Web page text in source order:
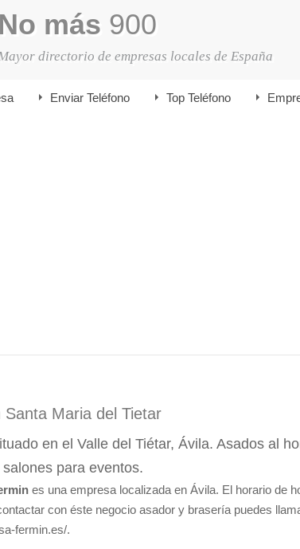
No más 900
directorio de empresas locales de España
Enviar Teléfono Top Teléfono
Maria del Tietar
en el Valle del Tiétar, Ávila. Asados al
para eventos.
es una empresa localizada en Ávila. El horario de
con éste negocio asador y brasería puedes
fermin.es/.